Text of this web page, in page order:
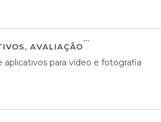
, AVALIAÇÃO
aplicativos para vídeo e fotografia